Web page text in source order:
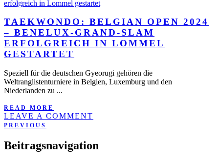
TAEKWONDO: BELGIAN OPEN 2024
– BENELUX-GRAND-SLAM
ERFOLGREICH IN LOMMEL
GESTARTET
Speziell für die deutschen Gyeorugi gehören die
Weltranglistenturniere in Belgien, Luxemburg und den
Niederlanden zu ...
READ MORE
LEAVE A COMMENT
PREVIOUS
Beitragsnavigation